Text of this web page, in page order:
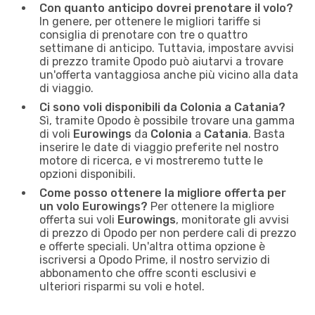
Con quanto anticipo dovrei prenotare il volo?
In genere, per ottenere le migliori tariffe si
consiglia di prenotare con tre o quattro
settimane di anticipo. Tuttavia, impostare avvisi
di prezzo tramite Opodo può aiutarvi a trovare
un'offerta vantaggiosa anche più vicino alla data
di viaggio.
Ci sono voli disponibili da Colonia a Catania?
Sì, tramite Opodo è possibile trovare una gamma
di voli Eurowings da Colonia a Catania. Basta
inserire le date di viaggio preferite nel nostro
motore di ricerca, e vi mostreremo tutte le
opzioni disponibili.
Come posso ottenere la migliore offerta per
un volo Eurowings? Per ottenere la migliore
offerta sui voli Eurowings, monitorate gli avvisi
di prezzo di Opodo per non perdere cali di prezzo
e offerte speciali. Un'altra ottima opzione è
iscriversi a Opodo Prime, il nostro servizio di
abbonamento che offre sconti esclusivi e
ulteriori risparmi su voli e hotel.